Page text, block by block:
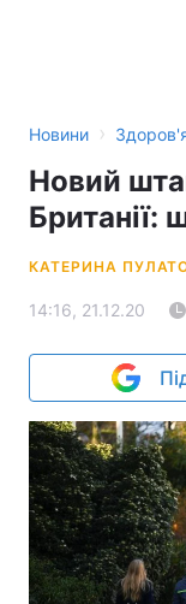
Новини ›
Новий
Британії:
КАТЕРИНА
14:16, 21.12.20